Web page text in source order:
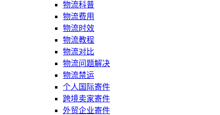
物流科普
物流费用
物流时效
物流教程
物流对比
物流问题解决
物流禁运
个人国际寄件
跨境卖家寄件
外贸企业寄件